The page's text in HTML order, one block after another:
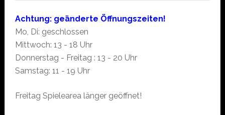
Achtung: geänderte Öffnungszeiten!
Mo, Di: geschlossen
Mittwoch: 13 - 18 Uhr
Donnerstag - Freitag : 13 - 20 Uhr
Samstag: 11 - 19 Uhr
Freitag Spielearea länger geöffnet!